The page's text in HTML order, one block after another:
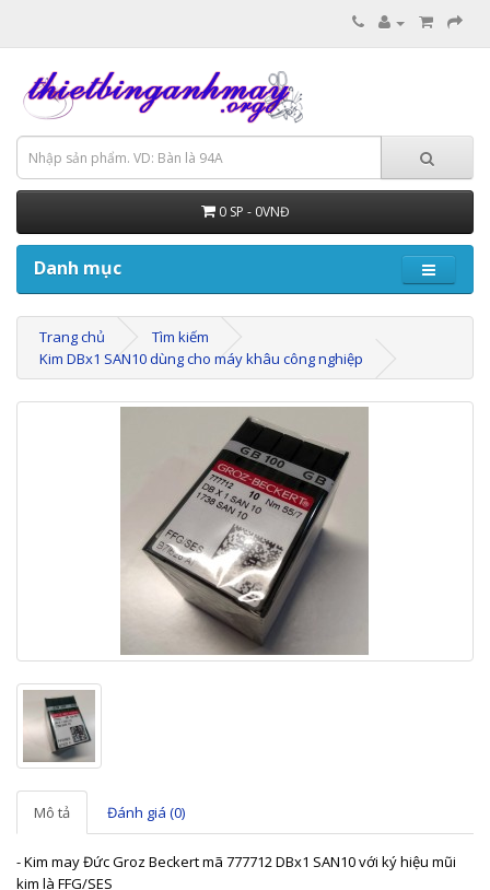
0 SP - 0VNĐ
Danh mục
Trang chủ
Tìm kiếm
Kim DBx1 SAN10 dùng cho máy khâu công nghiệp
Mô tả Đánh giá (0)
- Kim may Đức Groz Beckert mã 777712 DBx1 SAN10 với ký hiệu mũi
kim là FFG/SES